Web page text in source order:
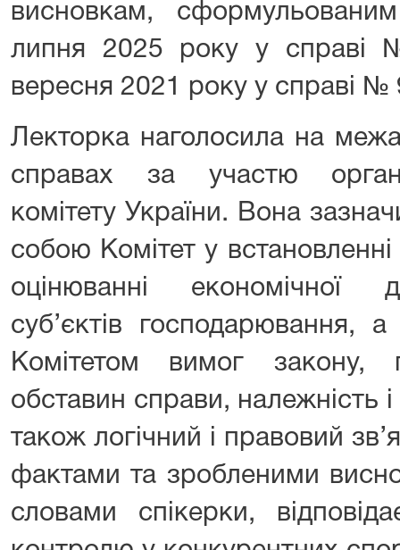
висновкам,
липня 2025 року у справі
вересня 2021 року у справі №
Лекторка наголосила на
справах за участю
комітету України. Вона
собою Комітет у
оцінюванні економічної
суб’єктів господарювання,
Комітетом вимог закону,
обставин справи, належність
також логічний і правовий
фактами та зробленими
словами спікерки,